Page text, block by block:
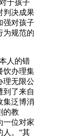
于孩子
判决成果
强对孩子
为规范的
人的错
饮办理集
理无限公
到了来自
集泛博消
的教
一位对家
人。”其